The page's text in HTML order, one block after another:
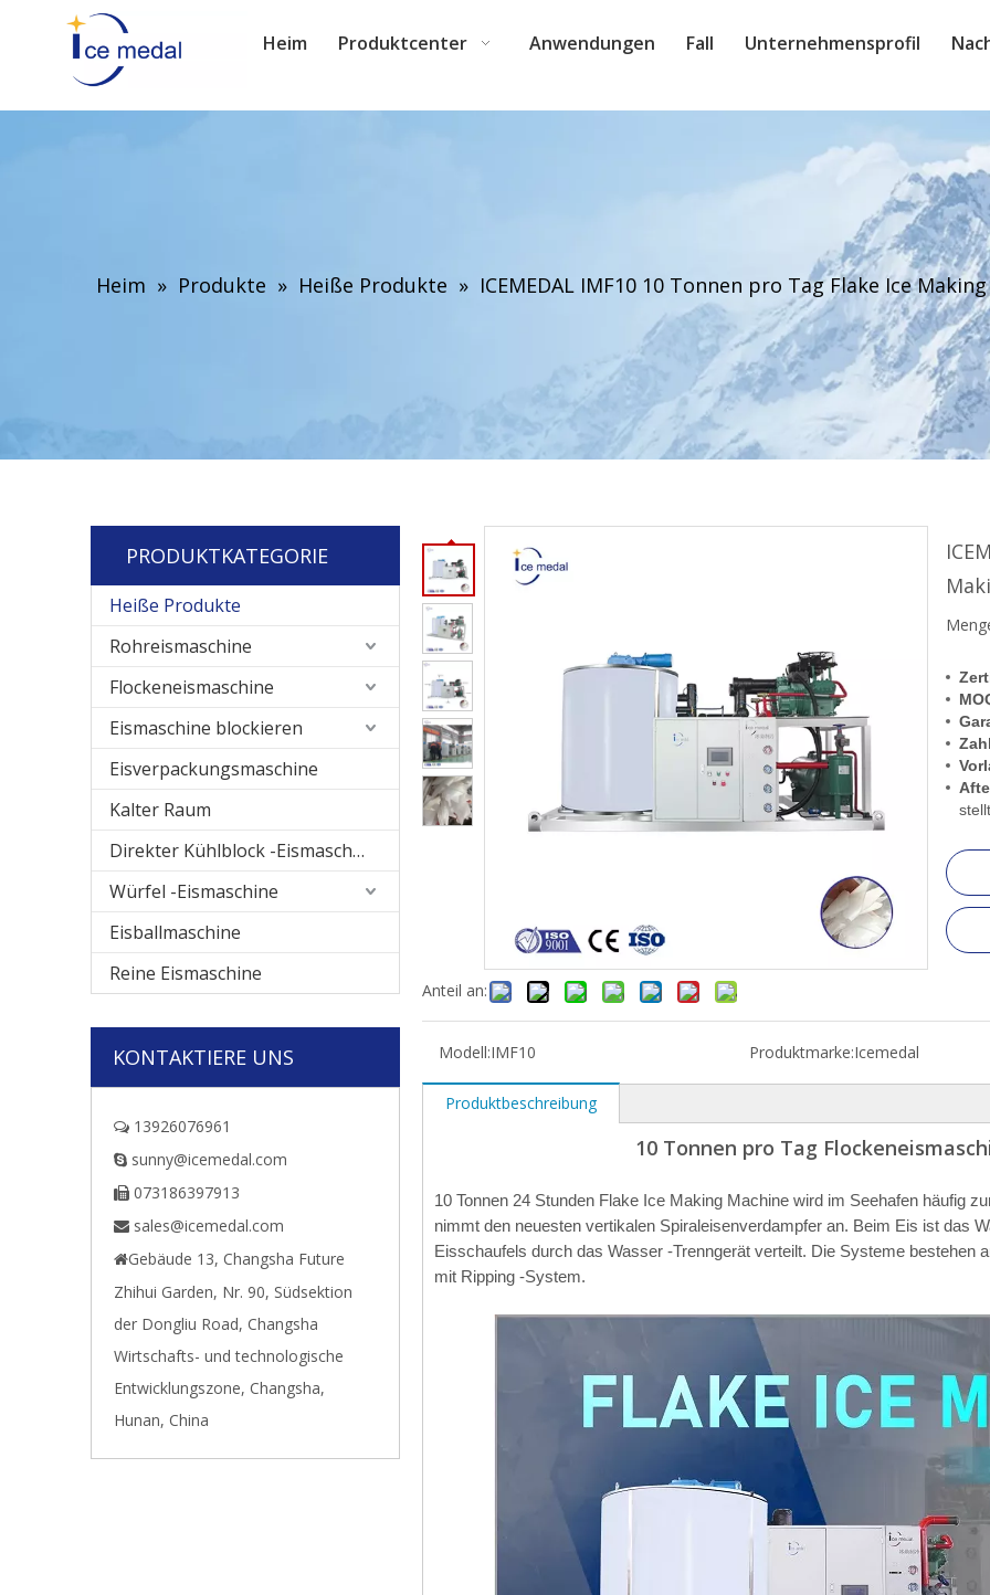
Heim Produktcenter Anwendungen Fall Unternehmensprofil
Heim » Produkte » Heiße Produkte » ICEMEDAL IMF10 10 Tonnen pro Tag Flake Ice
PRODUKTKATEGORIE
Heiße Produkte
Rohreismaschine
Flockeneismaschine
Eismaschine blockieren
Eisverpackungsmaschine
Kalter Raum
Direkter Kühlblock -Eismaschine
Würfel -Eismaschine
Eisballmaschine
Reine Eismaschine
KONTAKTIERE UNS
 13926076961
 sunny@icemedal.com
 073186397913
 sales@icemedal.com
Gebäude 13, Changsha Future
Zhihui Garden, Nr. 90, Südsektion
der Dongliu Road, Changsha
Wirtschafts- und technologische
Entwicklungszone, Changsha,
Hunan, China
Anteil an:
Modell:IMF10 Produktmarke:Icemedal
Produktbeschreibung
10 Tonnen pro Tag
10 Tonnen 24 Stunden Flake Ice Making Machine wird im Seehafen häufig
nimmt den neuesten vertikalen Spiraleisenverdampfer an. Beim Eis ist das
Eisschaufels durch das Wasser -Trenngerät verteilt. Die Systeme bestehen
mit Ripping -System.